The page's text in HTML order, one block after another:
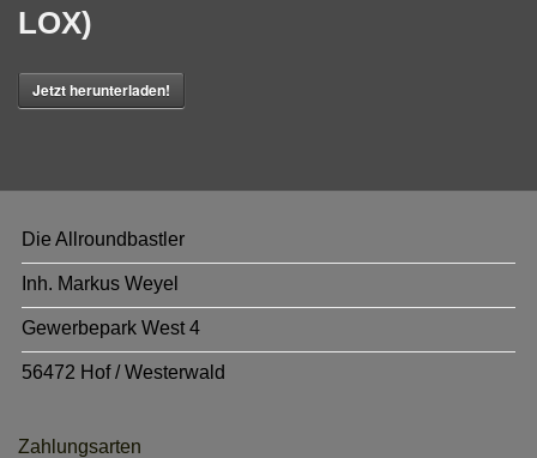
LOX)
Jetzt herunterladen!
Die Allroundbastler
Inh. Markus Weyel
Gewerbepark West 4
56472 Hof / Westerwald
Zahlungsarten